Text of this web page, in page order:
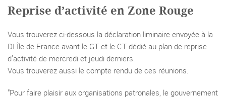
Reprise d’activité en Zone Rouge
Vous trouverez ci-dessous la déclaration liminaire envoyée à la
DI Île de France avant le GT et le CT dédié au plan de reprise
d’activité de mercredi et jeudi derniers.
Vous trouverez aussi le compte rendu de ces réunions.
"Pour faire plaisir aux organisations patronales, le gouvernement